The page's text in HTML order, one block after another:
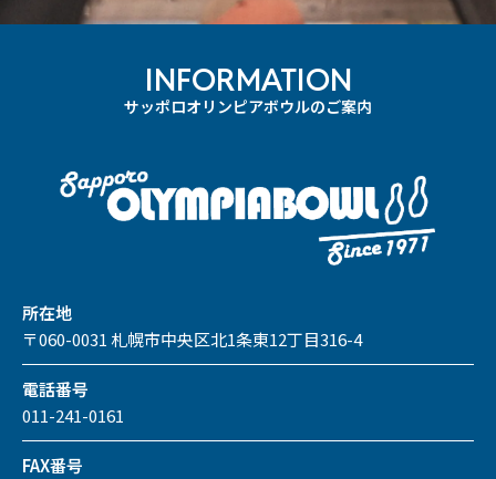
INFORMATION
サッポロオリンピアボウルのご案内
所在地
〒060-0031 札幌市中央区北1条東12丁目316-4
電話番号
011-241-0161
FAX番号